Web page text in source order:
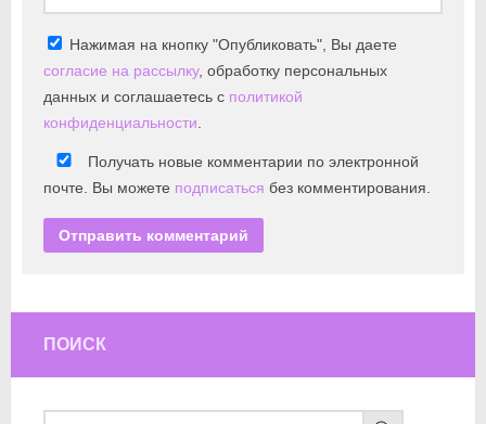
Нажимая на кнопку "Опубликовать", Вы даете
согласие на рассылку, обработку персональных
данных и соглашаетесь с политикой
конфиденциальности
Получать новые комментарии по электронной
почте. Вы можете подписаться без комментирования.
ПОИСК